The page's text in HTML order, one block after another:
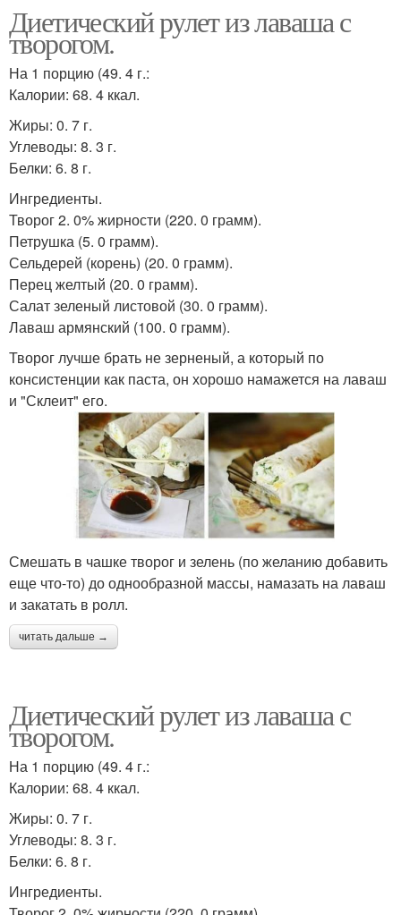
Диетический рулет из лаваша с
творогом.
На 1 порцию (49. 4 г.:
Калории: 68. 4 ккал.
Жиры: 0. 7 г.
Углеводы: 8. 3 г.
Белки: 6. 8 г.
Ингредиенты.
Творог 2. 0% жирности (220. 0 грамм).
Петрушка (5. 0 грамм).
Сельдерей (корень) (20. 0 грамм).
Перец желтый (20. 0 грамм).
Салат зеленый листовой (30. 0 грамм).
Лаваш армянский (100. 0 грамм).
Творог лучше брать не зерненый, а который по
консистенции как паста, он хорошо намажется на лаваш
и "Склеит" его.
Смешать в чашке творог и зелень (по желанию добавить
еще что-то) до однообразной массы, намазать на лаваш
и закатать в ролл.
читать дальше →
Диетический рулет из лаваша с
творогом.
На 1 порцию (49. 4 г.:
Калории: 68. 4 ккал.
Жиры: 0. 7 г.
Углеводы: 8. 3 г.
Белки: 6. 8 г.
Ингредиенты.